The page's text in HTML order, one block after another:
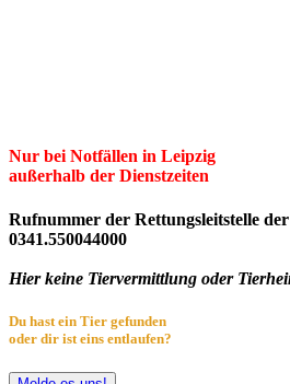
Nur bei Notfällen in Leipzig
außerhalb der Dienstzeiten
Rufnummer der Rettungsleitstelle
0341.550044000
Hier keine Tiervermittlung oder
Du hast ein Tier gefunden
oder dir ist eins entlaufen?